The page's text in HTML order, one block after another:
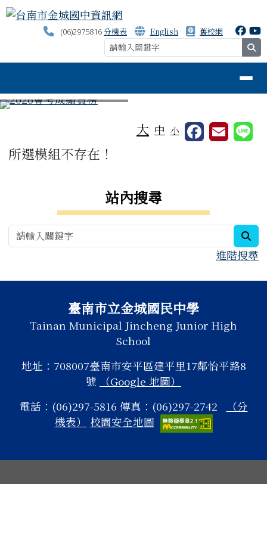
跳至主內容區
台南市金城國中資訊網
(06)2975816分機表 English 舊校網
⏸
大 中 小
主內容區域
所選模組不存在！
站內搜尋
進階搜尋
頁尾區域
頁尾區域內容臺南市立金城國民中學
Tainan Municipal Jincheng Junior High
School
地址：708007臺南市安平區建平里17鄰怡平路8
號
（Google 地圖）
電話：(06)297-5816 傳真：(06)297-2742
（分
機表）
校園安全地圖